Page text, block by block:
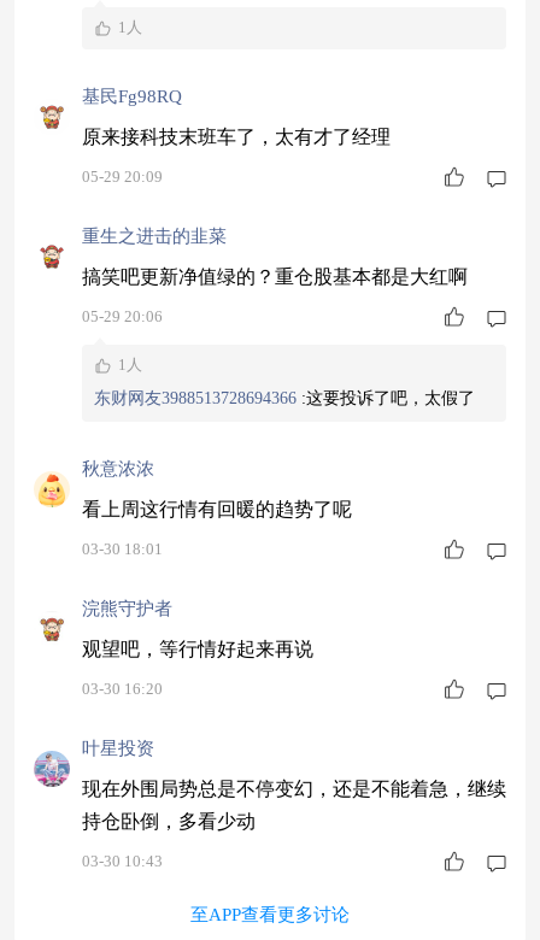
1人
基民Fg98RQ
原来接科技末班车了，太有才了经理
05-29 20:09
重生之进击的韭菜
搞笑吧更新净值绿的？重仓股基本都是大红啊
05-29 20:06
1人
东财网友3988513728694366 :这要投诉了吧，太假了
秋意浓浓
看上周这行情有回暖的趋势了呢
03-30 18:01
浣熊守护者
观望吧，等行情好起来再说
03-30 16:20
叶星投资
现在外围局势总是不停变幻，还是不能着急，继续
持仓卧倒，多看少动
03-30 10:43
至APP查看更多讨论